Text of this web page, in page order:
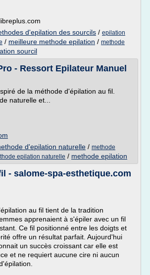
d'epilation des sourcils / epilation
/ meilleure methode epilation / methode
sourcil
- Ressort Epilateur Manuel
de la méthode d'épilation au fil.
naturelle et...
d'epilation naturelle / methode
epilation naturelle / methode epilation
- salome-spa-esthetique.com
au fil tient de la tradition
apprenaient à s'épiler avec un fil
Ce fil positionné entre les doigts et
offre un résultat parfait. Aujourd'hui
un succès croissant car elle est
et ne requiert aucune cire ni aucun